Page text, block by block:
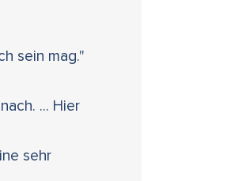
sein mag."
... Hier
sehr